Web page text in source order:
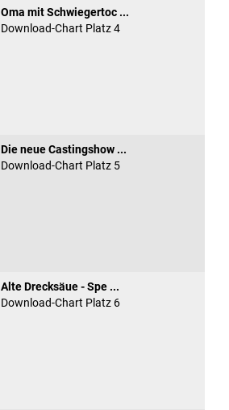
Oma mit Schwiegertoc ...
Download-Chart Platz 4
Die neue Castingshow ...
Download-Chart Platz 5
Alte Drecksäue - Spe ...
Download-Chart Platz 6